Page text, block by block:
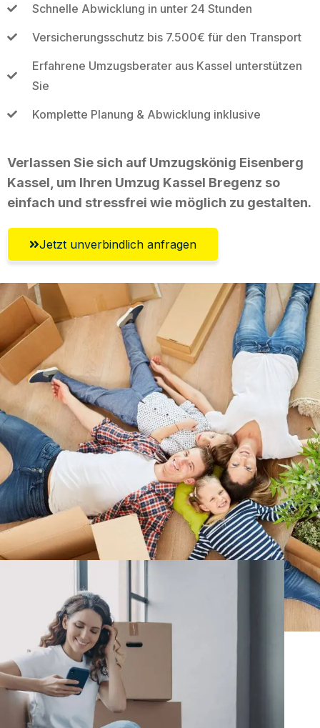
Schnelle Abwicklung in unter 24 Stunden
Versicherungsschutz bis 7.500€ für den Transport
Erfahrene Umzugsberater aus Kassel unterstützen
Sie
Komplette Planung & Abwicklung inklusive
Verlassen Sie sich auf Umzugskönig Eisenberg
Kassel, um Ihren Umzug Kassel Bregenz so
einfach und stressfrei wie möglich zu gestalten.
Jetzt unverbindlich anfragen